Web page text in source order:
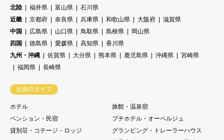
北陸
福井県 富山県
石川県
近畿
京都府 奈良県 兵庫県 和歌山県 大阪府
滋賀県
中国
広島県 山口県 鳥取県 島根県
岡山県
四国
徳島県 愛媛県 高知県
香川県
九州・沖縄
佐賀県 大分県 熊本県 鹿児島県 沖縄県
宮崎県
福岡県
長崎県
お宿のタイプ
ホテル
旅館・温泉宿
ペンション・民宿
プチホテル・オーベルジュ
貸別荘・コテージ・ロッジ
グランピング・トレーラーハウス